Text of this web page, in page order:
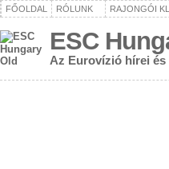
FŐOLDAL RÓLUNK RAJONGÓI
ESC
Az Eurovízió hírei